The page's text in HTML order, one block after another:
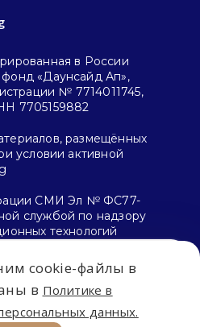
сайте?
в России
«Даунсайд Ап»,
№ 7714011745,
7705159882
размещённых
условии активной
СМИ Эл № ФС77-
службой по надзору
технологий
(Роскомнадзор)
cookie-файлы в
в Политике в
данных.